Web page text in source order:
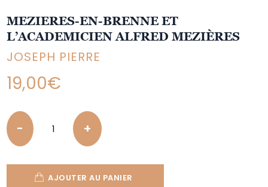
MEZIERES-EN-BRENNE ET
L’ACADEMICIEN ALFRED MEZIÈRES
JOSEPH PIERRE
19,00€
Quantity
AJOUTER AU PANIER